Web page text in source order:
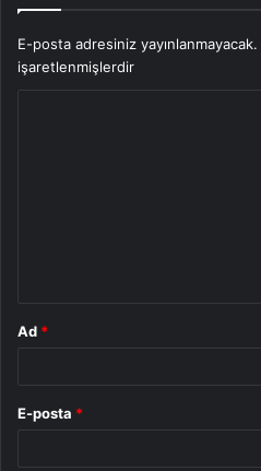
E-posta adresiniz yayınlanmayacak.
işaretlenmişlerdir
Ad *
E-posta *